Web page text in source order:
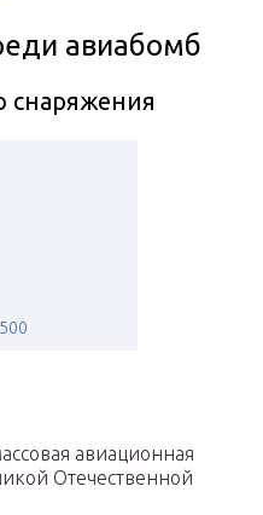
авиабомб
снаряжения
авиационная
Отечественной